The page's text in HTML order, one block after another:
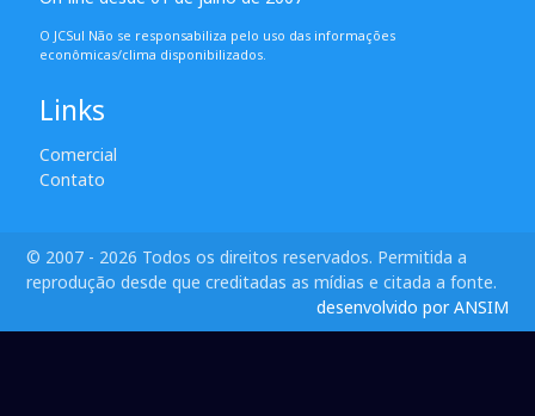
O JCSul Não se responsabiliza pelo uso das informações
econômicas/clima disponibilizados.
Links
Comercial
Contato
© 2007 - 2026 Todos os direitos reservados. Permitida a
reprodução desde que creditadas as mídias e citada a fonte.
desenvolvido por ANSIM